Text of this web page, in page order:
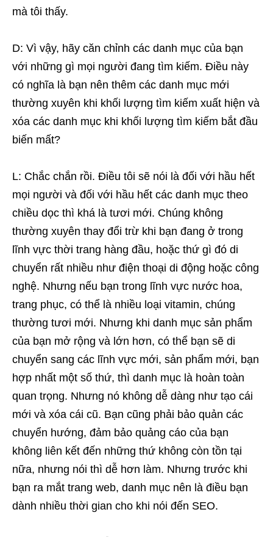
mà tôi thấy.
D: Vì vậy, hãy căn chỉnh các danh mục của bạn
với những gì mọi người đang tìm kiếm. Điều này
có nghĩa là bạn nên thêm các danh mục mới
thường xuyên khi khối lượng tìm kiếm xuất hiện và
xóa các danh mục khi khối lượng tìm kiếm bắt đầu
biến mất?
L: Chắc chắn rồi. Điều tôi sẽ nói là đối với hầu hết
mọi người và đối với hầu hết các danh mục theo
chiều dọc thì khá là tươi mới. Chúng không
thường xuyên thay đổi trừ khi bạn đang ở trong
lĩnh vực thời trang hàng đầu, hoặc thứ gì đó di
chuyển rất nhiều như điện thoại di động hoặc công
nghệ. Nhưng nếu bạn trong lĩnh vực nước hoa,
trang phục, có thể là nhiều loại vitamin, chúng
thường tươi mới. Nhưng khi danh mục sản phẩm
của bạn mở rộng và lớn hơn, có thể bạn sẽ di
chuyển sang các lĩnh vực mới, sản phẩm mới, bạn
hợp nhất một số thứ, thì danh mục là hoàn toàn
quan trọng. Nhưng nó không dễ dàng như tạo cái
mới và xóa cái cũ. Bạn cũng phải bảo quản các
chuyển hướng, đảm bảo quảng cáo của bạn
không liên kết đến những thứ không còn tồn tại
nữa, nhưng nói thì dễ hơn làm. Nhưng trước khi
bạn ra mắt trang web, danh mục nên là điều bạn
dành nhiều thời gian cho khi nói đến SEO.